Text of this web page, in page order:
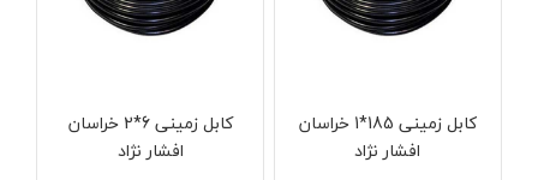
تومان تومان
کابل زمینی 185*1 خراسان
افشار نژاد
کابل زمینی 6*2 خراسان
افشار نژاد